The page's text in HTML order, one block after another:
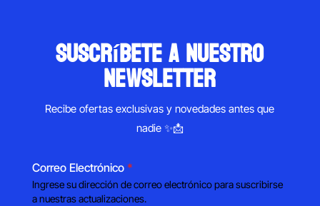
suscríbete a nuestro
newsletter
Recibe ofertas exclusivas y novedades antes que
nadie ✨📩
Correo Electrónico *
Ingrese su dirección de correo electrónico para suscribirse
a nuestras actualizaciones.